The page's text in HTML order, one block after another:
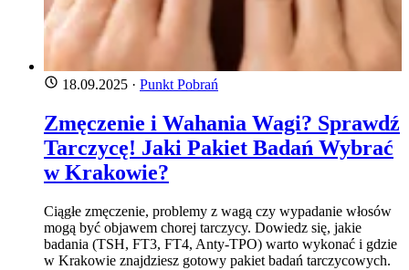
18.09.2025 · Punkt Pobrań
Zmęczenie i Wahania Wagi? Sprawdź
Tarczycę! Jaki Pakiet Badań Wybrać
w Krakowie?
Ciągłe zmęczenie, problemy z wagą czy wypadanie włosów
mogą być objawem chorej tarczycy. Dowiedz się, jakie
badania (TSH, FT3, FT4, Anty-TPO) warto wykonać i gdzie
w Krakowie znajdziesz gotowy pakiet badań tarczycowych.